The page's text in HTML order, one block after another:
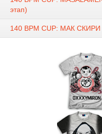
этап)
140 BPM CUP: МАК